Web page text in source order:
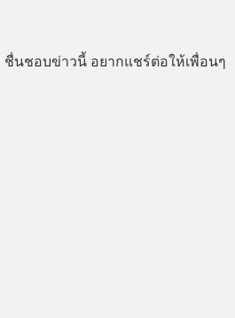
ชื่นชอบข่าวนี้ อยากแชร์ต่อให้เพื่อนๆ